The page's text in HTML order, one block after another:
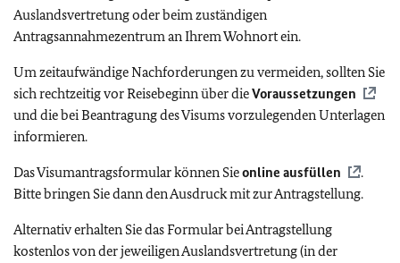
Auslandsvertretung oder beim zuständigen
Antragsannahmezentrum an Ihrem Wohnort ein.
Um zeitaufwändige Nachforderungen zu vermeiden, sollten Sie
sich rechtzeitig vor Reisebeginn über dieVoraussetzungen
und die bei Beantragung des Visums vorzulegenden Unterlagen
informieren.
Das Visumantragsformular können Sieonline ausfüllen
.
Bitte bringen Sie dann den Ausdruck mit zur Antragstellung.
Alternativ erhalten Sie das Formular bei Antragstellung
kostenlos von der jeweiligen Auslandsvertretung (in der